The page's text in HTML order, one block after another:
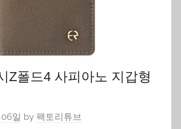
Z폴드4 사피아노 지갑형
일 by 팩토리튜브